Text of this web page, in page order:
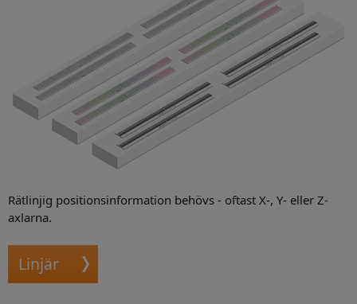
Rätlinjig positionsinformation behövs - oftast X-, Y- eller Z-
axlarna.
Linjär